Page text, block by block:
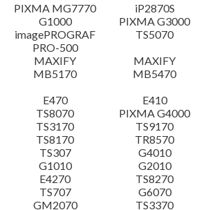
檔案資訊
免責聲明
PIXMA MG7770
iP2870S
G1000
PIXMA G3000
imagePROGRAF
PRO-500
TS5070
MAXIFY
MB5170
MAXIFY
MB5470
E470
E410
TS8070
PIXMA G4000
TS3170
TS9170
TS8170
TR8570
TS307
G4010
G1010
G2010
E4270
TS8270
TS707
G6070
GM2070
TS3370